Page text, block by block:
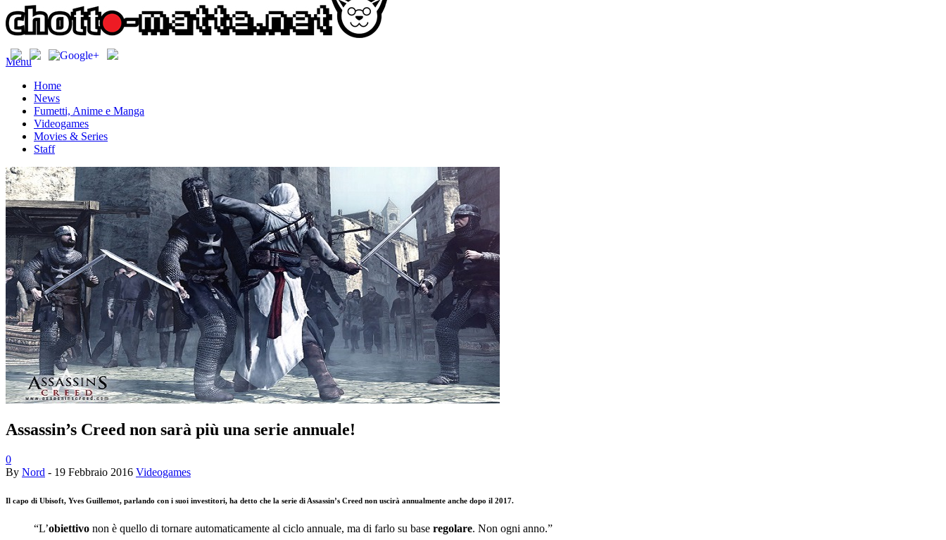
Menu
Home
News
Fumetti, Anime e Manga
Videogames
Movies & Series
Staff
Assassin’s Creed non sarà più una serie annuale!
0
By Nord - 19 Febbraio 2016 Videogames
Il capo di Ubisoft, Yves Guillemot, parlando con i suoi investitori, ha detto che la serie di Assassin’s Creed non uscirà annualmente anche dopo il 2017.
“L’obiettivo non è quello di tornare automaticamente al ciclo annuale, ma di farlo su base regolare. Non ogni anno.”